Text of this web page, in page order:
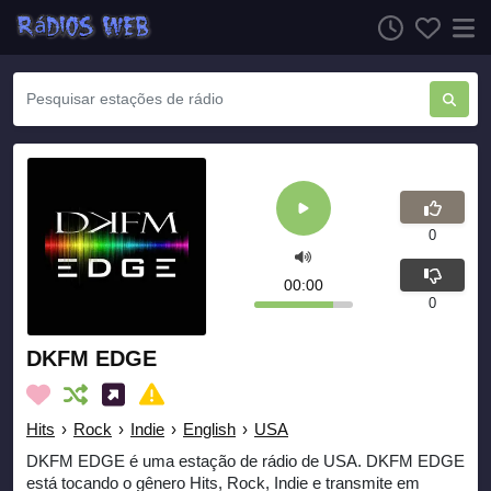
DKFM EDGE
Hits › Rock › Indie › English › USA
DKFM EDGE é uma estação de rádio de USA. DKFM EDGE
está tocando o gênero Hits, Rock, Indie e transmite em
00:00
0
0